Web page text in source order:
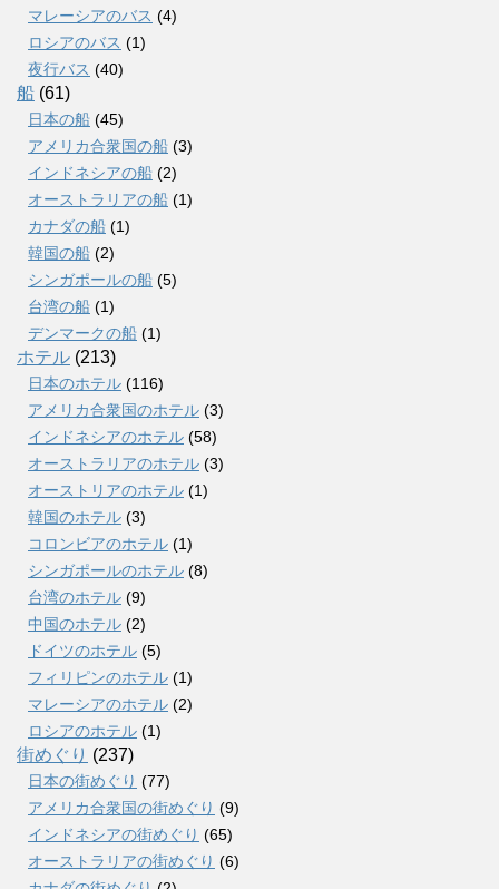
マレーシアのバス (4)
ロシアのバス (1)
夜行バス (40)
船 (61)
日本の船 (45)
アメリカ合衆国の船 (3)
インドネシアの船 (2)
オーストラリアの船 (1)
カナダの船 (1)
韓国の船 (2)
シンガポールの船 (5)
台湾の船 (1)
デンマークの船 (1)
ホテル (213)
日本のホテル (116)
アメリカ合衆国のホテル (3)
インドネシアのホテル (58)
オーストラリアのホテル (3)
オーストリアのホテル (1)
韓国のホテル (3)
コロンビアのホテル (1)
シンガポールのホテル (8)
台湾のホテル (9)
中国のホテル (2)
ドイツのホテル (5)
フィリピンのホテル (1)
マレーシアのホテル (2)
ロシアのホテル (1)
街めぐり (237)
日本の街めぐり (77)
アメリカ合衆国の街めぐり (9)
インドネシアの街めぐり (65)
オーストラリアの街めぐり (6)